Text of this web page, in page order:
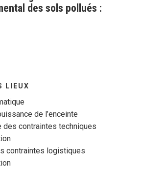
des sols pollués :
LIEUX
de l’enceinte
des contraintes techniques
contraintes logistiques